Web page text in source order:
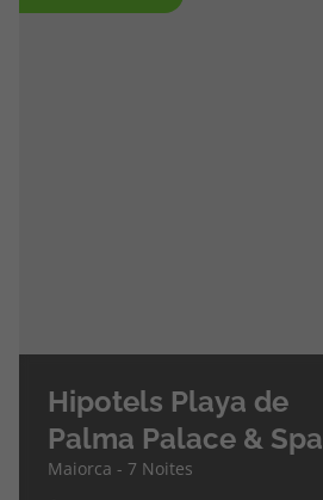
Hipotels Playa de
Palma Palace & Spa
Maiorca - 7 Noites